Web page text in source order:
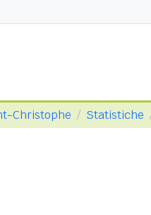
Christophe Statistiche